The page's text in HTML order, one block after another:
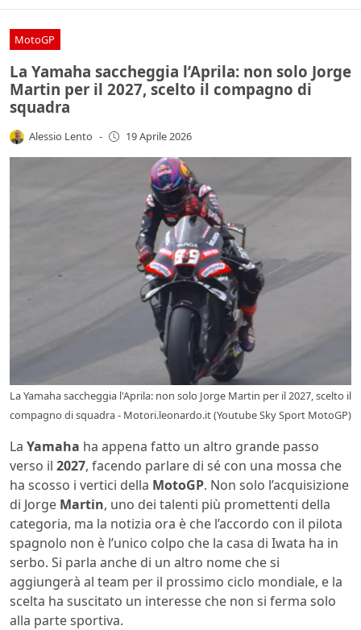
MotoGP
La Yamaha saccheggia l’Aprila: non solo Jorge
Martin per il 2027, scelto il compagno di
squadra
Alessio Lento - 19 Aprile 2026
La Yamaha saccheggia l'Aprila: non solo Jorge Martin per il 2027, scelto il
compagno di squadra - Motori.leonardo.it (Youtube Sky Sport MotoGP)
La Yamaha ha appena fatto un altro grande passo
verso il 2027, facendo parlare di sé con una mossa che
ha scosso i vertici della MotoGP. Non solo l’acquisizione
di Jorge Martin, uno dei talenti più promettenti della
categoria, ma la notizia ora è che l’accordo con il pilota
spagnolo non è l’unico colpo che la casa di Iwata ha in
serbo. Si parla anche di un altro nome che si
aggiungerà al team per il prossimo ciclo mondiale, e la
scelta ha suscitato un interesse che non si ferma solo
alla parte sportiva.